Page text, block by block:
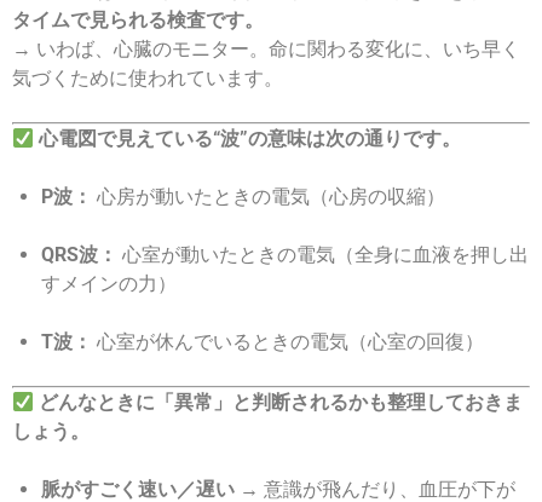
タイムで見られる検査です。
→ いわば、心臓のモニター。命に関わる変化に、いち早く
気づくために使われています。
心電図で見えている“波”の意味は次の通りです。
P波： 心房が動いたときの電気（心房の収縮）
QRS波： 心室が動いたときの電気（全身に血液を押し出
すメインの力）
T波： 心室が休んでいるときの電気（心室の回復）
どんなときに「異常」と判断されるかも整理しておきま
しょう。
脈がすごく速い／遅い → 意識が飛んだり、血圧が下が